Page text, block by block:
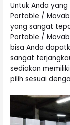
Untuk Anda
Portable /
yang sangat
Portable /
bisa Anda
sangat
sediakan
pilih sesuai